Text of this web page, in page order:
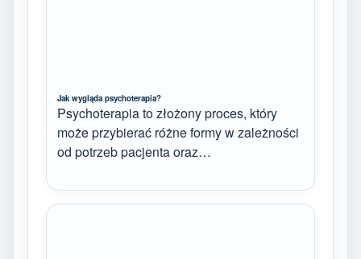
Jak wygląda psychoterapia?
Psychoterapia to złożony proces, który
może przybierać różne formy w zależności
od potrzeb pacjenta oraz…